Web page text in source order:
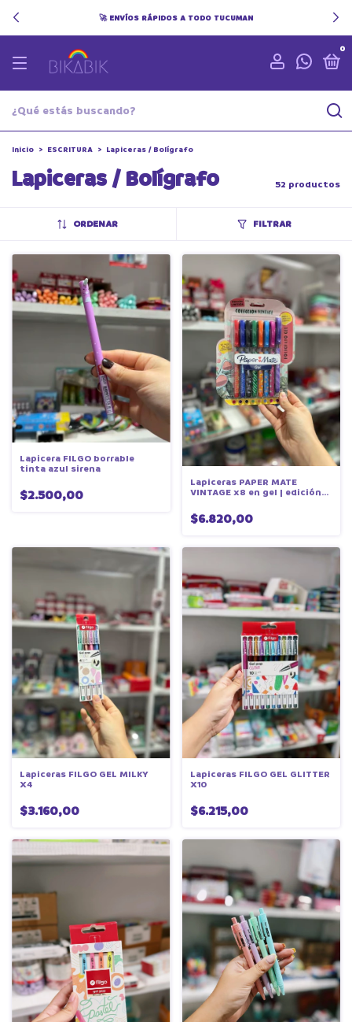
🚀 ENVÍOS RÁPIDOS A TODO TUCUMAN
0
Inicio > ESCRITURA > Lapiceras / Bolígrafo
Lapiceras / Bolígrafo 52 productos
ORDENAR FILTRAR
Lapicera FILGO borrable
tinta azul sirena
$2.500,00
Lapiceras PAPER MATE
VINTAGE x8 en gel | edición
$6.820,00
Lapiceras FILGO GEL MILKY
X4
$3.160,00
Lapiceras FILGO GEL GLITTER
X10
$6.215,00